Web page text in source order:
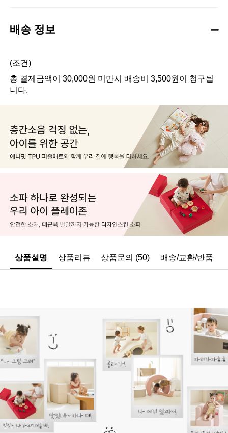
배송 정보
(조건)
총 결제금액이 30,000원 미만시 배송비 3,500원이 청구됩
니다.
상품설명 상품리뷰 상품문의 (50) 배송/교환/반품